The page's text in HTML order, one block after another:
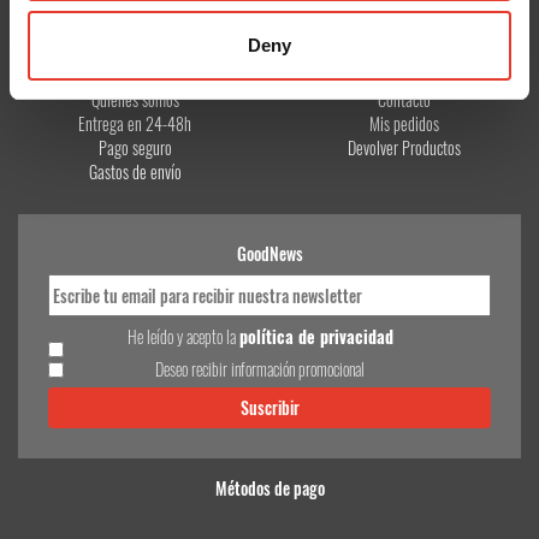
Deny
Quiénes somos
Entrega en 24-48h
Pago seguro
Gastos de envío
Contacto
Mis pedidos
Devolver Productos
GoodNews
He leído y acepto lapolítica de privacidad
Deseo recibir información promocional
Métodos de pago